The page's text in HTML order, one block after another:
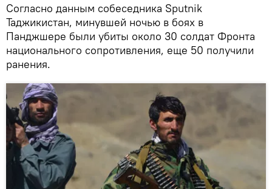
Согласно данным собеседника Sputnik
Таджикистан, минувшей ночью в боях в
Панджшере были убиты около 30 солдат Фронта
национального сопротивления, еще 50 получили
ранения.